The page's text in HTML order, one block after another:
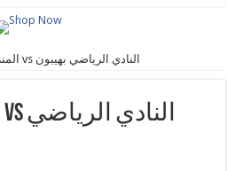
المنزه الرياضي vs النادي الرياضي بهيبون